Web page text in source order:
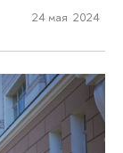
24 мая 2024